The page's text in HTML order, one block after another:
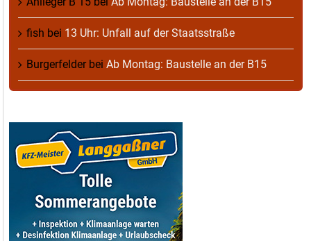
fish bei 13 Uhr: Unfall auf der Staatsstraße
Burgerfelderbei Ab Montag: Baustelle an der B15